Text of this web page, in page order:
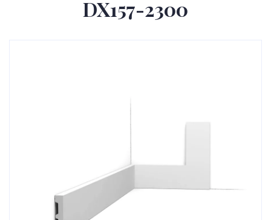
DX157-2300